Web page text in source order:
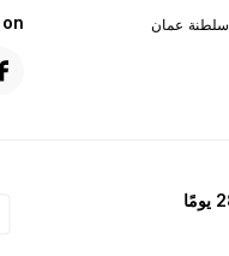
سلطنة عمان